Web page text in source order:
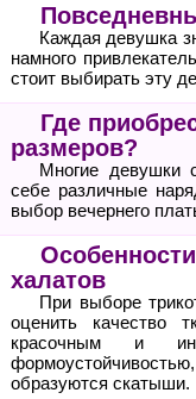
Каждая девушка
намного
стоит выбирать эту
Где
размеров?
Многие девушки
себе различные
выбор вечернего
халатов
При выборе
оценить качество
красочным и
образуются скатыши.